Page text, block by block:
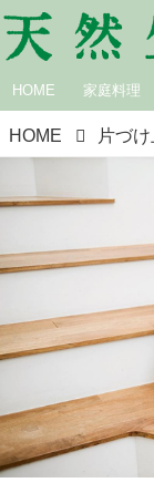
HOME 家庭料理
HOME